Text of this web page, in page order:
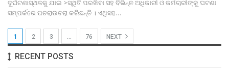
ଦୁର୍ଘଟଣାସ୍ଥଳକୁ ଯାଇ >ସ୍ଥିତି ପରଖିବା ସହ ବିଭିନ୍ନ ଅଧିକାରୀ ଓ କର୍ମଚାରୀଙ୍କୁ ଘଟଣା
ସମ୍ପର୍କରେ ପଚରାଉଚରା କରିଛନ୍ତି । ଏଥିସହ…
1 2 3 … 76 NEXT
RECENT POSTS